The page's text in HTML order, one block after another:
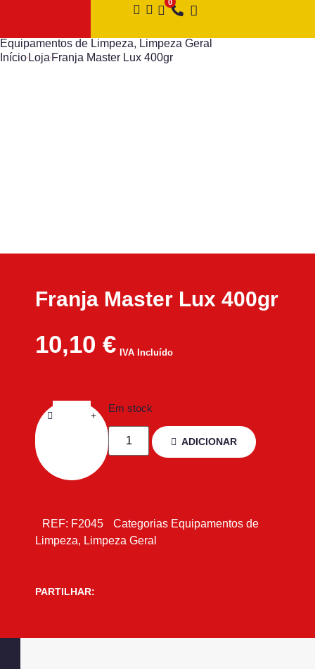
Equipamentos de Limpeza, Limpeza Geral
Início Loja Franja Master Lux 400gr
Franja Master Lux 400gr
10,10 € IVA Incluído
Em stock
ADICIONAR
REF: F2045 Categorias Equipamentos de
Limpeza, Limpeza Geral
PARTILHAR: